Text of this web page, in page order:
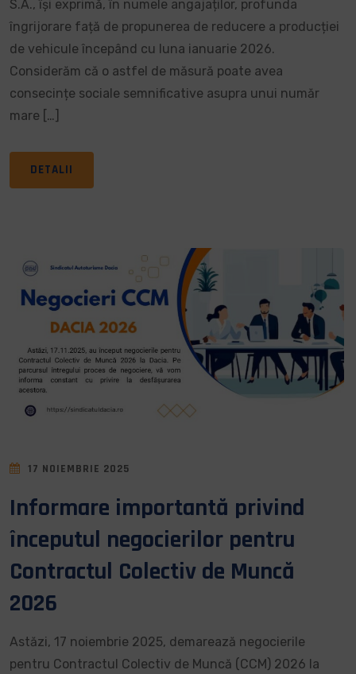
S.A., își exprimă, în numele angajaților, profunda
îngrijorare față de propunerea de reducere a producției
de vehicule începând cu luna ianuarie 2026.
Considerăm că o astfel de măsură poate avea
consecințe sociale semnificative asupra unui număr
mare […]
DETALII
17 NOIEMBRIE 2025
Informare importantă privind
începutul negocierilor pentru
Contractul Colectiv de Muncă
2026
Astăzi, 17 noiembrie 2025, demarează negocierile
pentru Contractul Colectiv de Muncă (CCM) 2026 la